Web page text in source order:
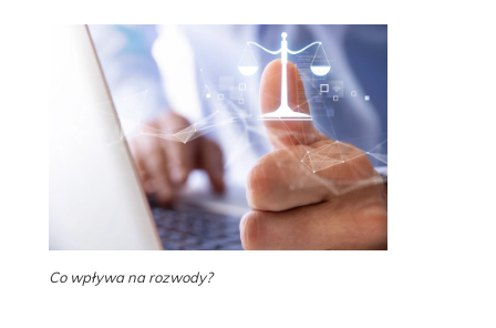
Co wpływa na rozwody?